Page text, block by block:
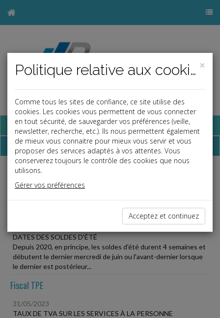
Base documentaire
Dépêches
Liste des dernières dépêches
DATES DES SOLDES D'ÉTÉ
Depuis 2020, en principe, les soldes d'été durent 4 semaines et
débutent le dernier mercredi de juin ou l'avant-dernier lorsque
le dernier est postérieur...
Fiscal TPE
31/05/2023
TAUX DE TVA SUR LES SERVICES À LA PERSONNE
×
Politique relative aux cookies
Comme tous les sites de confiance, ce site utilise des
cookies. Les cookies vous permettent de vous connecter
en tout sécurité, de sauvegarder vos préférences (veille,
newsletter, recherche, etc.). Ils nous permettent également
de mieux vous connaitre pour mieux vous servir et vous
proposer des services adaptés à vos attentes. Vous
conserverez toujours le contrôle des cookies que nous
utilisons.
Gérer vos préférences
Acceptez et continuez